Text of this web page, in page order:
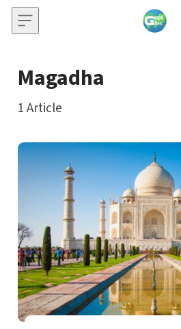
Skip to content
Magadha
1Article